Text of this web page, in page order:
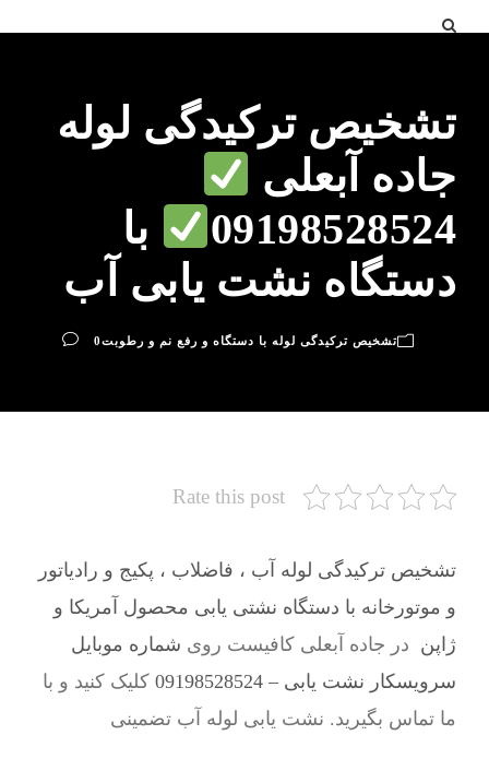
تشخیص ترکیدگی لوله
جاده آبعلی
09198528524
با
دستگاه نشت یابی آب
تشخیص ترکیدگی لوله با دستگاه و رفع نم و رطوبت0
Rate this post
تشخیص ترکیدگی لوله آب ، فاضلاب ، پکیج و رادیاتور
و موتورخانه با دستگاه نشتی یابی محصول آمریکا و
ژاپن در جاده آبعلی کافیست روی شماره موبایل
سرویسکار نشت یابی – 09198528524
کلیک کنید و با
ما تماس بگیرید. نشت یابی لوله آب تضمینی